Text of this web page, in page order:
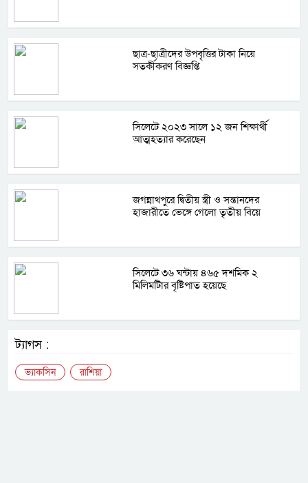
ছাত্র-ছাত্রীদের উপবৃত্তির টাকা নিয়ে
সতর্কীকরণ বিজ্ঞপ্তি
সিলেটে ২০২৩ সালে ১২ জন শিক্ষার্থী
আত্মহত্যার করেছেন
জগন্নাথপুরে দ্বিতীয় স্ত্রী ও সন্তানদের
হাজারীতে ভেঙ্গে গেলো তৃতীয় বিয়ে
সিলেটে ৩৬ ঘন্টায় ৪৬৫ দশমিক ২
মিলিমটিার বৃষ্টিপাত হয়েছে
ট্যাগস :
ভ্যাকসিন রাশিয়া